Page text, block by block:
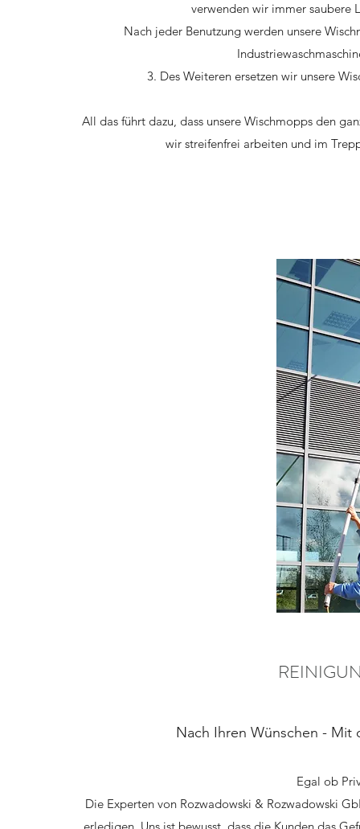
verwenden wir immer saubere
Nach jeder Benutzung werden unsere
Des Weiteren ersetzen wir unsere
All das führt dazu, dass unsere Wischmopps den
wir streifenfrei arbeiten und im
Nach Ihren Wünschen - Mit
Egal ob
Die Experten von Rozwadowski & Rozwadowski